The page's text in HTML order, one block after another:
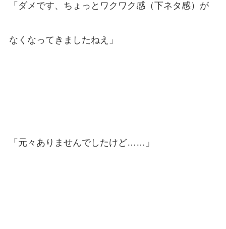
「ダメです、ちょっとワクワク感（下ネタ感）が
なくなってきましたねえ」
「元々ありませんでしたけど……」